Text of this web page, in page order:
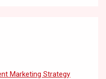
Marketing Strategy